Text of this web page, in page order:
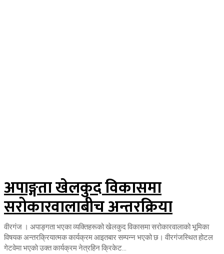
अपाङ्गता खेलकुद विकासमा
सरोकारवालाबीच अन्तरक्रिया
वीरगंज । अपाङ्गता भएका व्यक्तिहरूको खेलकुद विकासमा सरोकारवालाको भूमिका
विषयक अन्तरक्रियात्मक कार्यक्रम आइतबार सम्पन्न भएको छ। वीरगंजस्थित होटल
गेटवेमा भएकाे उक्त कार्यक्रम नेत्रहिन क्रिकेट...